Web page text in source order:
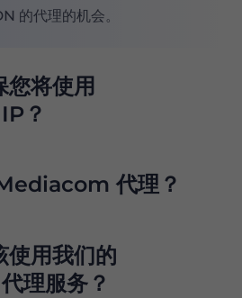
的代理的机会。
您将使用
？
心停机和 IP 阻塞。您可以从
因此只需单击一个按钮即可从
代理服务器。但
代理？
心停机和 IP 阻塞。您可以从
置使用 Mediacom 代理服务
使用我们的
理服务？